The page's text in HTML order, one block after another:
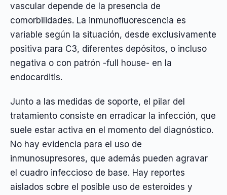
vascular depende de la presencia de
comorbilidades. La inmunofluorescencia es
variable según la situación, desde exclusivamente
positiva para C3, diferentes depósitos, o incluso
negativa o con patrón -full house- en la
endocarditis.
Junto a las medidas de soporte, el pilar del
tratamiento consiste en erradicar la infección, que
suele estar activa en el momento del diagnóstico.
No hay evidencia para el uso de
inmunosupresores, que además pueden agravar
el cuadro infeccioso de base. Hay reportes
aislados sobre el posible uso de esteroides y